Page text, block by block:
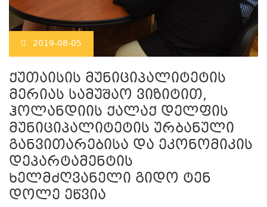
2019-08-05
ქუთაისის მუნიციპალიტეტის
მერიას სამუშაო ვიზიტით,
ჰოლანდიის ქალაქ დელფის
მუნიციპალიტეტის ურბანული
განვითარებისა და ეკონომიკის
დეპარტამენტის
ხელმძღვანელი გიდო ტენ
დოლე ეწვია